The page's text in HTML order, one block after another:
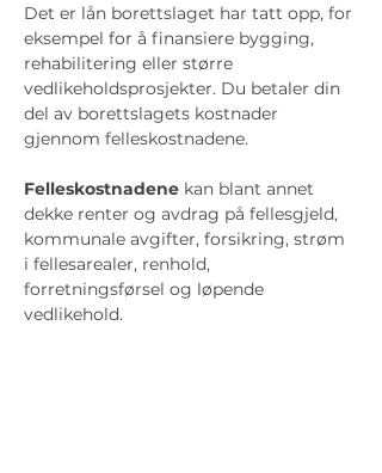
Det er lån borettslaget har tatt opp, for
eksempel for å finansiere bygging,
rehabilitering eller større
vedlikeholdsprosjekter. Du betaler din
del av borettslagets kostnader
gjennom felleskostnadene.
Felleskostnadene kan blant annet
dekke renter og avdrag på fellesgjeld,
kommunale avgifter, forsikring, strøm
i fellesarealer, renhold,
forretningsførsel og løpende
vedlikehold.